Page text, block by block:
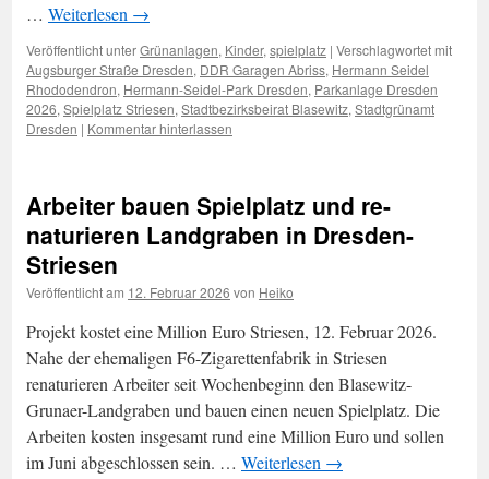
… Weiterlesen →
Veröffentlicht unterGrünanlagen, Kinder, spielplatz | Verschlagwortet mit
Augsburger Straße Dresden, DDR Garagen Abriss, Hermann Seidel
Rhododendron, Hermann-Seidel-Park Dresden, Parkanlage Dresden
2026, Spielplatz Striesen, Stadtbezirksbeirat Blasewitz, Stadtgrünamt
Dresden | Kommentar hinterlassen
Arbeiter bauen Spielplatz und re-
naturieren Landgraben in Dresden-
Striesen
Veröffentlicht am 12. Februar 2026 von Heiko
Projekt kostet eine Million Euro Striesen, 12. Februar 2026.
Nahe der ehemaligen F6-Zigarettenfabrik in Striesen
renaturieren Arbeiter seit Wochenbeginn den Blasewitz-
Grunaer-Landgraben und bauen einen neuen Spielplatz. Die
Arbeiten kosten insgesamt rund eine Million Euro und sollen
im Juni abgeschlossen sein. … Weiterlesen →